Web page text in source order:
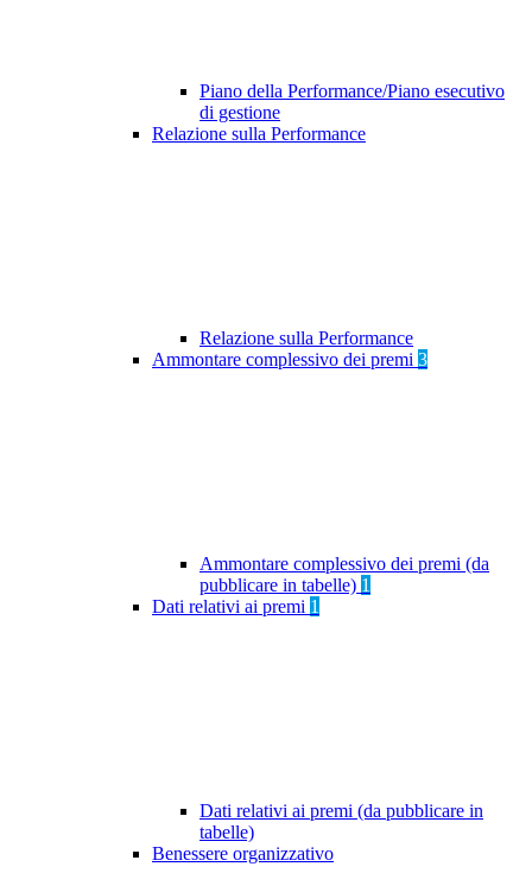
Piano della Performance/Piano esecutivo
di gestione
Relazione sulla Performance
Relazione sulla Performance
Ammontare complessivo dei premi 3
Ammontare complessivo dei premi (da
pubblicare in tabelle) 1
Dati relativi ai premi 1
Dati relativi ai premi (da pubblicare in
tabelle)
Benessere organizzativo